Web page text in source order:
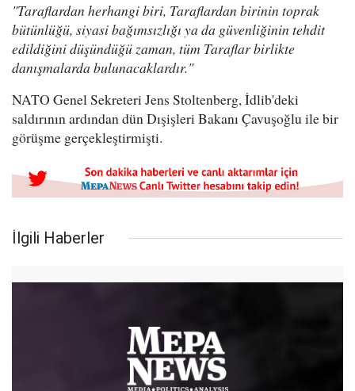
"Taraflardan herhangi biri, Taraflardan birinin toprak
bütünlüğü, siyasi bağımsızlığı ya da güvenliğinin tehdit
edildiğini düşündüğü zaman, tüm Taraflar birlikte
danışmalarda bulunacaklardır."
NATO Genel Sekreteri Jens Stoltenberg, İdlib'deki
saldırının ardından dün Dışişleri Bakanı Çavuşoğlu ile bir
görüşme gerçekleştirmişti.
İlgili Haberler